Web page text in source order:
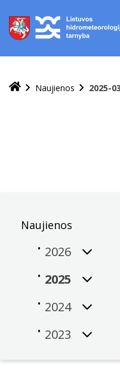
pereiti
turinį
Naujienos 2025-
Naujienos
2026
2025
2024
2023